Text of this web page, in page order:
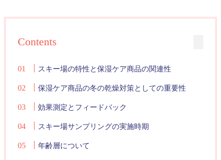
Contents
スキー場の特性と保湿ケア商品の関連性
保湿ケア商品の冬の乾燥対策としての重要性
効果測定とフィードバック
スキー場サンプリングの実施時期
年齢層について